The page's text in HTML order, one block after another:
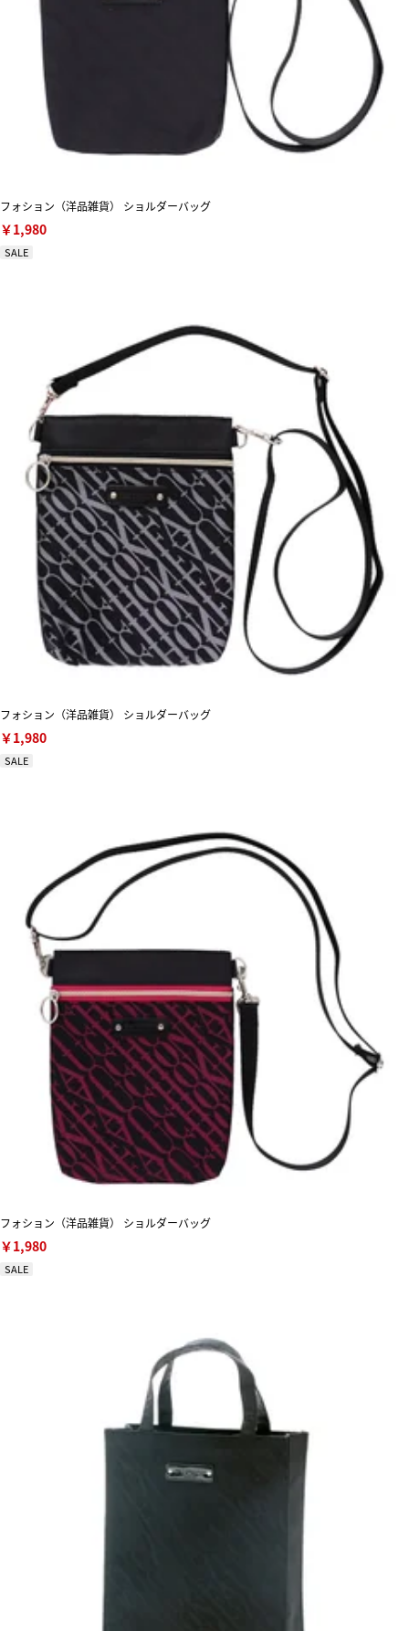
フォション（洋品雑貨） ショルダーバッグ
￥1,980
SALE
フォション（洋品雑貨） ショルダーバッグ
￥1,980
SALE
フォション（洋品雑貨） ショルダーバッグ
￥1,980
SALE